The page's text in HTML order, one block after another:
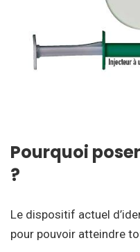
Pourquoi
?
Le dispositif actuel
pour pouvoir atteindre